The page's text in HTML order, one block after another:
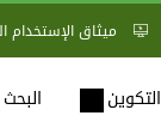
ميثاق الإستخدام
التكوين